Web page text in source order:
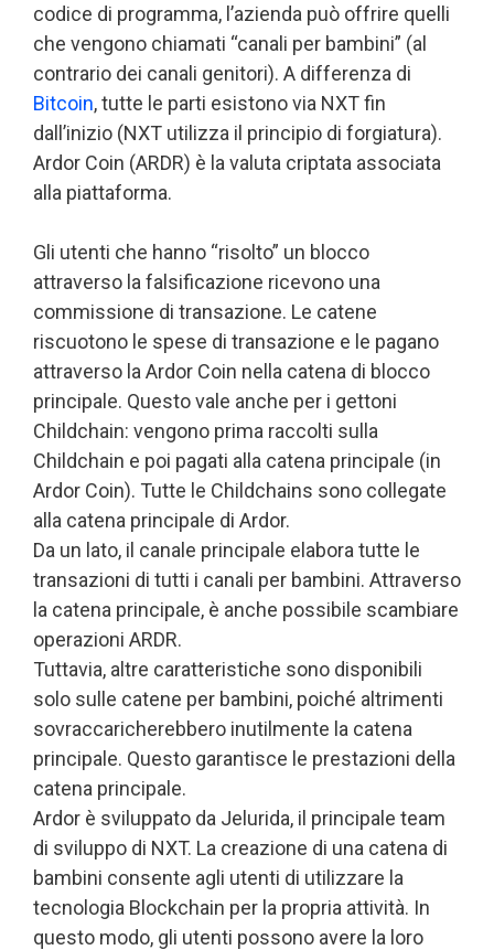
codice di programma, l’azienda può offrire quelli
che vengono chiamati “canali per bambini” (al
contrario dei canali genitori). A differenza di
Bitcoin, tutte le parti esistono via NXT fin
dall’inizio (NXT utilizza il principio di forgiatura).
Ardor Coin (ARDR) è la valuta criptata associata
alla piattaforma.
Gli utenti che hanno “risolto” un blocco
attraverso la falsificazione ricevono una
commissione di transazione. Le catene
riscuotono le spese di transazione e le pagano
attraverso la Ardor Coin nella catena di blocco
principale. Questo vale anche per i gettoni
Childchain: vengono prima raccolti sulla
Childchain e poi pagati alla catena principale (in
Ardor Coin). Tutte le Childchains sono collegate
alla catena principale di Ardor.
Da un lato, il canale principale elabora tutte le
transazioni di tutti i canali per bambini. Attraverso
la catena principale, è anche possibile scambiare
operazioni ARDR.
Tuttavia, altre caratteristiche sono disponibili
solo sulle catene per bambini, poiché altrimenti
sovraccaricherebbero inutilmente la catena
principale. Questo garantisce le prestazioni della
catena principale.
Ardor è sviluppato da Jelurida, il principale team
di sviluppo di NXT. La creazione di una catena di
bambini consente agli utenti di utilizzare la
tecnologia Blockchain per la propria attività. In
questo modo, gli utenti possono avere la loro